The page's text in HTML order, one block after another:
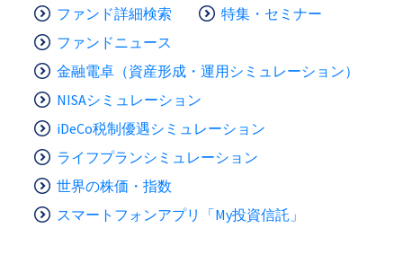
ファンド詳細検索
特集・セミナー
ファンドニュース
金融電卓（資産形成・運用シミュレーション）
NISAシミュレーション
iDeCo税制優遇シミュレーション
ライフプランシミュレーション
世界の株価・指数
スマートフォンアプリ「My投資信託」